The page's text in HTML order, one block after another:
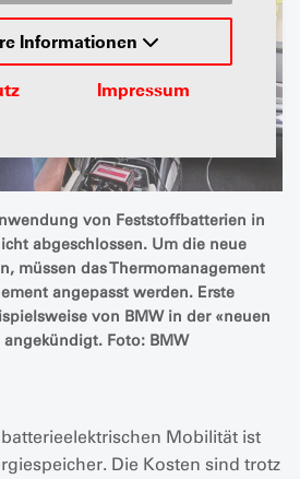
Informationen
Impressum
von Feststoffbatterien in
abgeschlossen. Um die neue
müssen das Thermomanagement
angepasst werden. Erste
von BMW in der «neuen
Foto: BMW
Mobilität ist
Die Kosten sind trotz